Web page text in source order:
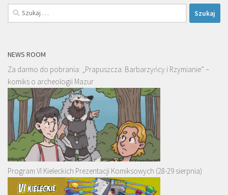
Szukaj:
NEWS ROOM
Za darmo do pobrania: „Prapuszcza. Barbarzyńcy i Rzymianie” –
komiks o archeologii Mazur
Program VI Kieleckich Prezentacji Komiksowych (28-29 sierpnia)